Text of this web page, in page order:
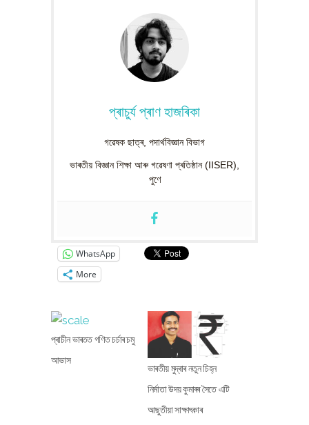
প্ৰাচুৰ্য প্ৰাণ হাজৰিকা
গৱেষক ছাত্ৰ, পদাৰ্থবিজ্ঞান বিভাগ
ভাৰতীয় বিজ্ঞান শিক্ষা আৰু গৱেষণা প্ৰতিষ্ঠান (IISER),
পুণে
WhatsApp
More
প্ৰাচীন ভাৰতত গণিত চৰ্চাৰ চমু
আভাস
ভাৰতীয় মুদ্ৰাৰ নতুন চিহ্ন
নিৰ্মাতা উদয় কুমাৰৰ সৈতে এটি
আছুতীয়া সাক্ষাৎকাৰ